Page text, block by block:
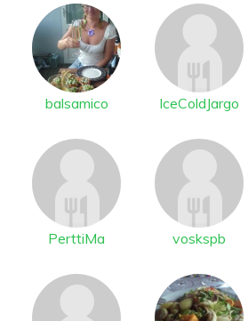
balsamico IceColdJargo
PerttiMa voskspb